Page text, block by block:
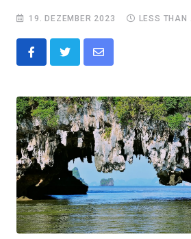
19. DEZEMBER 2023 LESS THAN
Share
Email